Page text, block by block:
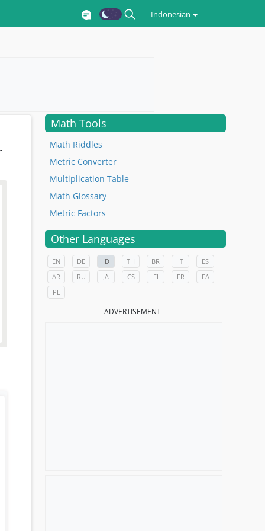
Indonesian
Math Tools
Math Riddles
Metric Converter
Multiplication Table
Math Glossary
Metric Factors
Other Languages
EN DE ID TH BR IT
ES
AR
RU JA CS FI FR
FA
PL
ADVERTISEMENT